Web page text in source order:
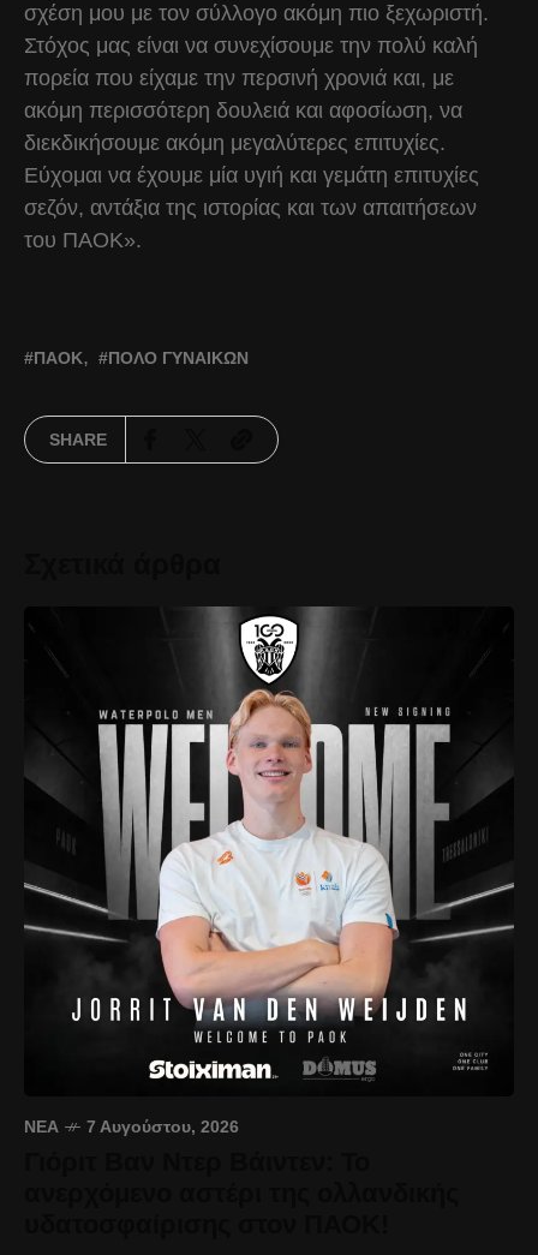
σχέση μου με τον σύλλογο ακόμη πιο ξεχωριστή.
Στόχος μας είναι να συνεχίσουμε την πολύ καλή
πορεία που είχαμε την περσινή χρονιά και, με
ακόμη περισσότερη δουλειά και αφοσίωση, να
διεκδικήσουμε ακόμη μεγαλύτερες επιτυχίες.
Εύχομαι να έχουμε μία υγιή και γεμάτη επιτυχίες
σεζόν, αντάξια της ιστορίας και των απαιτήσεων
του ΠΑΟΚ».
ΠΑΟΚ ΠΌΛΟ ΓΥΝΑΙΚΏΝ
SHARE
ΝΈΑ 7 Αυγούστου, 2026